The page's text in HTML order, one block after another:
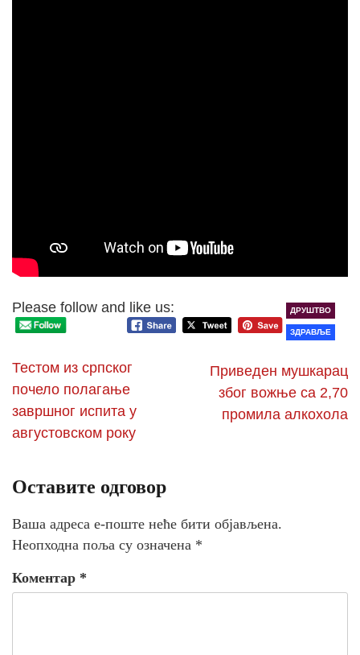
Please follow and like us: ДРУШТВО
ЗДРАВЉЕ
Тестом из српског
почело полагање
завршног испита у
августовском року
Приведен мушкарац
због вожње са 2,70
промила алкохола
Оставите одговор
Ваша адреса е-поште неће бити објављена.
Неопходна поља су означена *
Коментар *